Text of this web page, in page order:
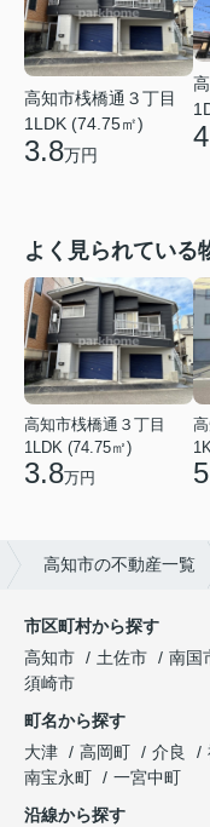
高知市桟橋通３丁目
1LDK (74.75㎡)
3.8万円
よく見られている
高知市桟橋通３丁目
1LDK (74.75㎡)
3.8万円
高知市の不動産一覧
市区町村から探す
高知市
土佐市 南国
須崎市
町名から探す
大津
高岡町 介良
南宝永町
一宮中町
沿線から探す